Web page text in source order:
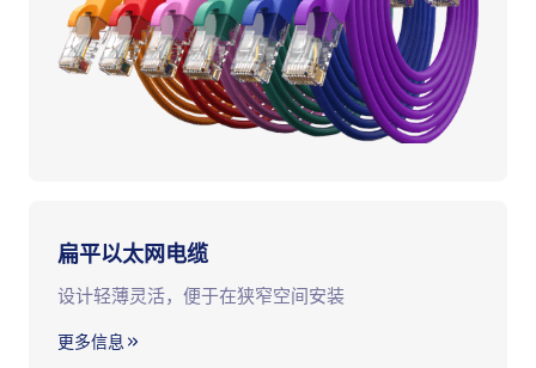
扁平以太网电缆
设计轻薄灵活，便于在狭窄空间安装
更多信息